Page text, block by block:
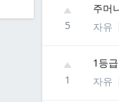
5
주머
자유
1
1등
자유